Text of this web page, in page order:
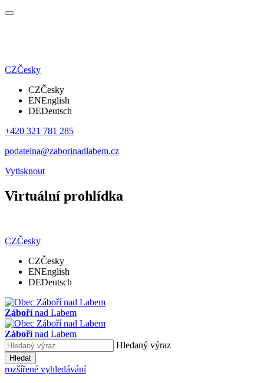
CZČesky
CZČesky
ENEnglish
DEDeutsch
+420 321 781 285
podatelna@zaborinadlabem.cz
Vytisknout
Virtuální prohlídka
CZČesky
CZČesky
ENEnglish
DEDeutsch
Zábořínad Labem
Zábořínad Labem
Hledaný výraz
Hledat
rozšířené vyhledávání